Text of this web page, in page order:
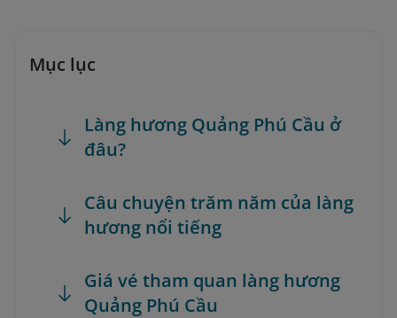
Mục lục
Làng hương Quảng Phú Cầu ở
đâu?
Câu chuyện trăm năm của làng
hương nổi tiếng
Giá vé tham quan làng hương
Quảng Phú Cầu